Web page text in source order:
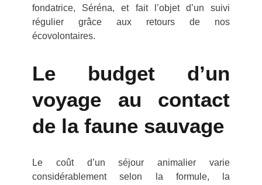
fondatrice, Séréna, et fait l’objet d’un suivi
régulier grâce aux retours de nos
écovolontaires.
Le budget d’un
voyage au contact
de la faune sauvage
Le coût d’un séjour animalier varie
considérablement selon la formule, la